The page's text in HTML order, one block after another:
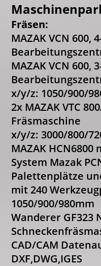
Fräsen:
MAZAK VCN 600,
MAZAK VCN 600,
x/y/z: 1050/900/
2x MAZAK VTC
Fräsmaschine
x/y/z: 3000/800/
MAZAK
System Mazak
Palettenplätze
mit 240
1050/900/980mm
Wanderer GF323
CAD/CAM
DXF,DWG,IGES